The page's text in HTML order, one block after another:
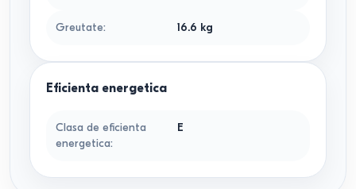
Greutate: 16.6 kg
Eficienta energetica
Clasa de eficienta
energetica:
E